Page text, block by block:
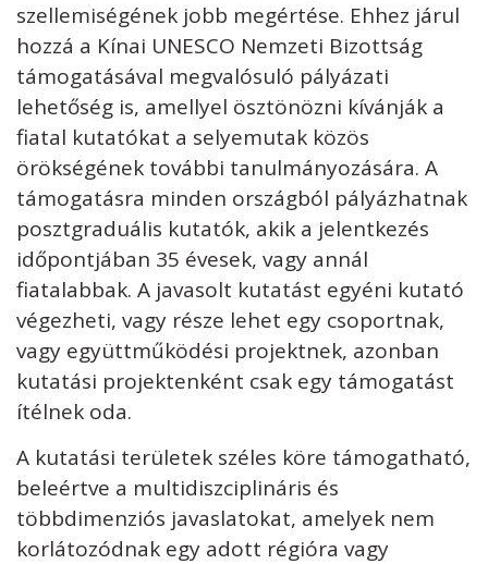
szellemiségének jobb megértése. Ehhez járul
hozzá a Kínai UNESCO Nemzeti Bizottság
támogatásával megvalósuló pályázati
lehetőség is, amellyel ösztönözni kívánják a
fiatal kutatókat a selyemutak közös
örökségének további tanulmányozására. A
támogatásra minden országból pályázhatnak
posztgraduális kutatók, akik a jelentkezés
időpontjában 35 évesek, vagy annál
fiatalabbak. A javasolt kutatást egyéni kutató
végezheti, vagy része lehet egy csoportnak,
vagy együttműködési projektnek, azonban
kutatási projektenként csak egy támogatást
ítélnek oda.
A kutatási területek széles köre támogatható,
beleértve a multidiszciplináris és
többdimenziós javaslatokat, amelyek nem
korlátozódnak egy adott régióra vagy